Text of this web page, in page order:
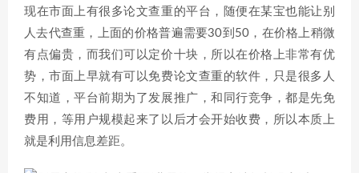
现在市面上有很多论文查重的平台，随便在某宝也能让别
人去代查重，上面的价格普遍需要30到50，在价格上稍微
有点偏贵，而我们可以定价十块，所以在价格上非常有优
势，市面上早就有可以免费论文查重的软件，只是很多人
不知道，平台前期为了发展推广，和同行竞争，都是先免
费用，等用户规模起来了以后才会开始收费，所以本质上
就是利用信息差距。